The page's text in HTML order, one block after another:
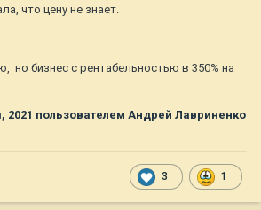
что цену не знает.
но бизнес с рентабельностью в 350% на
2021 пользователем Андрей Лавриненко
3 1